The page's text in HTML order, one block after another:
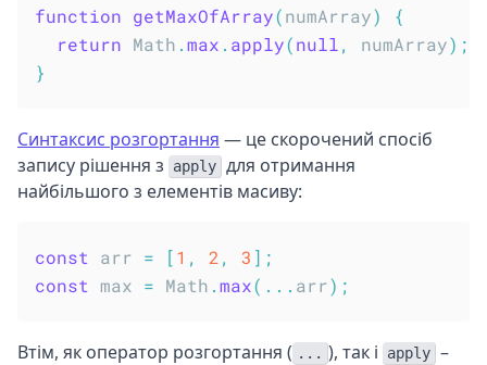
function getMaxOfArray(numArray)
{
return Math .max . apply(null, numArray) ;
}
Синтаксис розгортання — це скорочений спосіб
запису рішення з
apply для отримання
найбільшого з елементів масиву:
const arr = [1 , 2 , 3 ] ;
const max = Math .max( ... arr) ;
Втім, як оператор розгортання ( ... ), так і apply –